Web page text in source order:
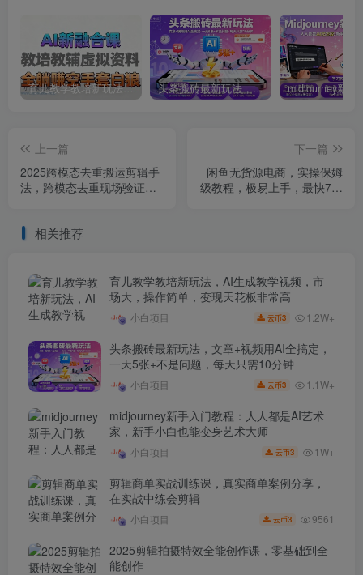
育儿教学教培新玩法，AI生成教学视频，市场大，操作简单，变现天花板非常高 头条搬砖最新玩法，文章+视频用AI全搞定，一天5张+不是问题，每天只需10分钟
上一篇
2025跨模态去重搬运剪辑手
法，跨模态去重现场验证
下一篇
闲鱼无货源电商，实操保姆
级教程，极易上手，最快7天
相关推荐
育儿教学教培新玩法，AI生成教学视频，市
场大，操作简单，变现天花板非常高
小白项目 云币3 1.2W+
头条搬砖最新玩法，文章+视频用AI全搞定，
一天5张+不是问题，每天只需10分钟
小白项目 云币3 1.1W+
midjourney新手入门教程：人人都是AI艺术
家，新手小白也能变身艺术大师
小白项目 云币3 1W+
剪辑商单实战训练课，真实商单案例分享，
在实战中练会剪辑
小白项目 云币3 9561
2025剪辑拍摄特效全能创作课，零基础到全
能创作